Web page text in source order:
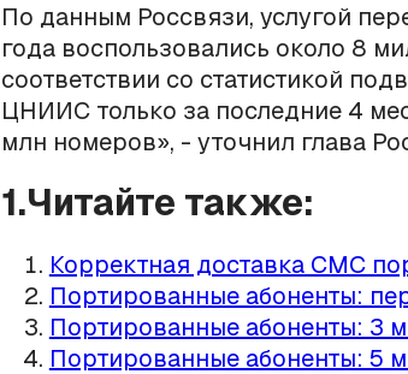
По данным Россвязи, услугой
года воспользовались около 8
соответствии со статистикой
ЦНИИС только за последние 4
млн номеров», - уточнил глава
1.Читайте также:
Корректная доставка СМС
Портированные абоненты:
Портированные абоненты: 3
Портированные абоненты: 5